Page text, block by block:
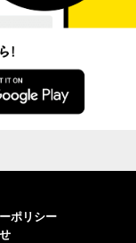
ポリシー